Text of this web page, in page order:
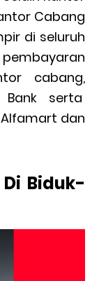
Cabang
di seluruh
cabang,
serta
dan
Di Biduk-